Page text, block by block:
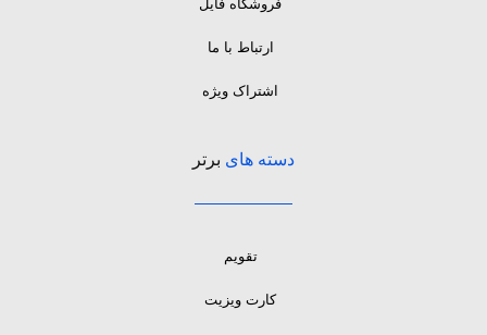
فروشگاه فایل
ارتباط با ما
اشتراک ویژه
دسته های برتر
تقویم
کارت ویزیت